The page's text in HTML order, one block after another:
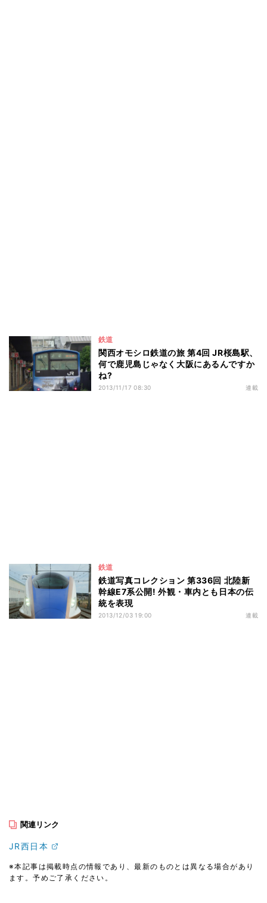
鉄道
関西オモシロ鉄道の旅 第4回 JR桜島駅、
何で鹿児島じゃなく大阪にあるんですか
ね?
2013/11/17 08:30 連載
鉄道
鉄道写真コレクション 第336回 北陸新
幹線E7系公開! 外観・車内とも日本の伝
統を表現
2013/12/03 19:00 連載
関連リンク
JR西日本
※本記事は掲載時点の情報であり、最新のものとは異なる場合があり
ます。予めご了承ください。